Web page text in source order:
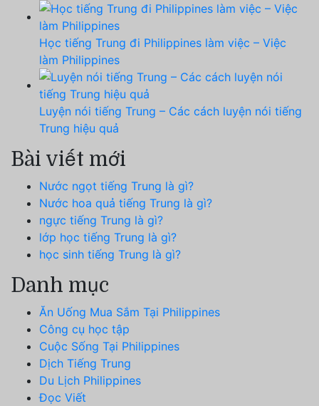
Học tiếng Trung đi Philippines làm việc – Việc
làm Philippines
Luyện nói tiếng Trung – Các cách luyện nói tiếng
Trung hiệu quả
Bài viết mới
Nước ngọt tiếng Trung là gì?
Nước hoa quả tiếng Trung là gì?
ngực tiếng Trung là gì?
lớp học tiếng Trung là gì?
học sinh tiếng Trung là gì?
Danh mục
Ăn Uống Mua Sắm Tại Philippines
Công cụ học tập
Cuộc Sống Tại Philippines
Dịch Tiếng Trung
Du Lịch Philippines
Đọc Viết